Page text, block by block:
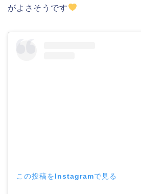
がよさそうです
この投稿をInstagramで見る